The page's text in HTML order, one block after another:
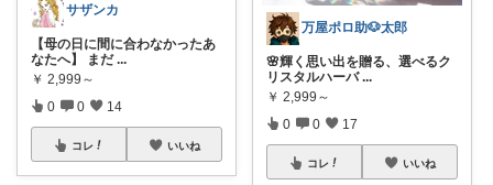
サザンカ
【母の日に間に合わなかったあ
なたへ】 まだ ...
￥ 2,999～
0 0 14
コレ いいね
万屋ポロ助🐶太郎
🌸輝く思い出を贈る、選べるク
リスタルハーバ ...
￥ 2,999～
0 0 17
コレ いいね